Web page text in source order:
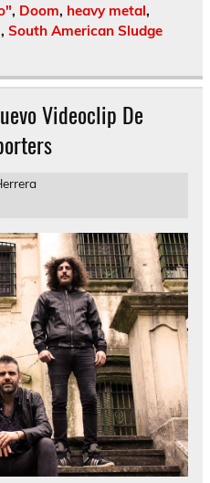
, Doom, heavy metal,
, South American Sludge
Videoclip De